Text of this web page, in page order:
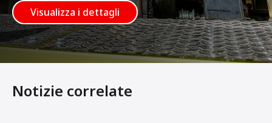
Visualizza i dettagli
Notizie correlate